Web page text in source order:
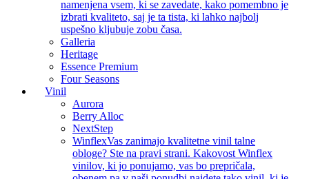
namenjena vsem, ki se zavedate, kako pomembno je
izbrati kvaliteto, saj je ta tista, ki lahko najbolj
uspešno kljubuje zobu časa.
Galleria
Heritage
Essence Premium
Four Seasons
Vinil
Aurora
Berry Alloc
NextStep
WinflexVas zanimajo kvalitetne vinil talne
obloge? Ste na pravi strani. Kakovost Winflex
vinilov, ki jo ponujamo, vas bo prepričala,